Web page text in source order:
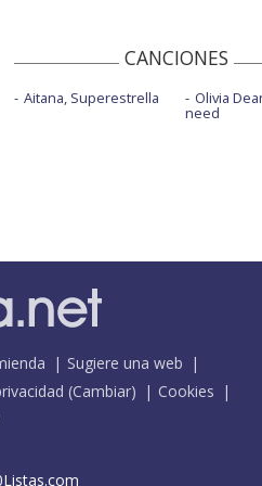
CANCIONES
Aitana, Superestrella Olivia
need
Sugiere una web
(Cambiar)
Cookies